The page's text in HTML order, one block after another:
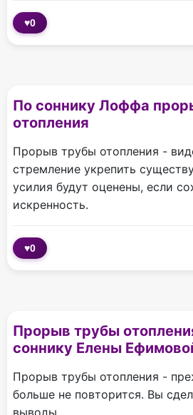
♥0
По соннику Лоффа
отопления
Прорыв трубы отопления -
стремление укрепить
усилия будут оценены, если
искренность.
♥0
Прорыв трубы
соннику Елены
Прорыв трубы отопления -
больше не повторится. Вы